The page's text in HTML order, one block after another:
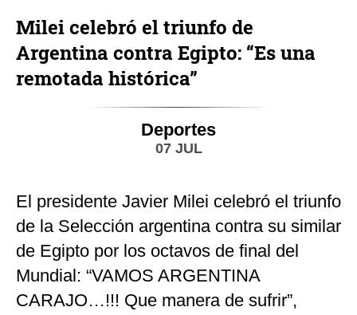
Milei celebró el triunfo de
Argentina contra Egipto: “Es una
remotada histórica”
Deportes
07 JUL
El presidente Javier Milei celebró el triunfo
de la Selección argentina contra su similar
de Egipto por los octavos de final del
Mundial: “VAMOS ARGENTINA
CARAJO…!!! Que manera de sufrir”,